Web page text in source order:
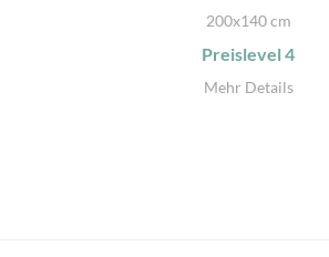
200x140 cm
Preislevel 4
Mehr Details